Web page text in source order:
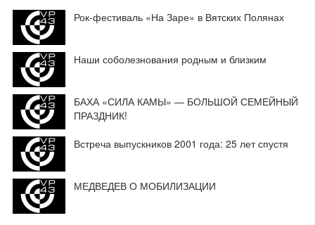
Рок-фестиваль «На Заре» в Вятских Полянах
Наши соболезнования родным и близким
БАХА «СИЛА КАМЫ» — БОЛЬШОЙ СЕМЕЙНЫЙ
ПРАЗДНИК!
Встреча выпускников 2001 года: 25 лет спустя
МЕДВЕДЕВ О МОБИЛИЗАЦИИ